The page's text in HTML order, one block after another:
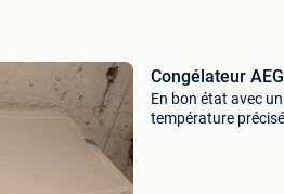
Congélateur
En bon état avec
température